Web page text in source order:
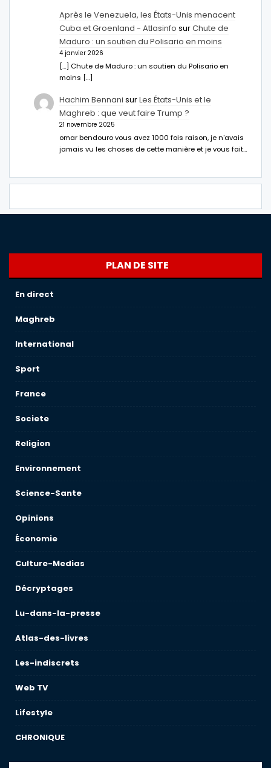
Après le Venezuela, les États-Unis menacent
Cuba et Groenland - Atlasinfo surChute de
Maduro : un soutien du Polisario en moins
4 janvier 2026
[…] Chute de Maduro : un soutien du Polisario en
moins […]
Hachim Bennani surLes États-Unis et le
Maghreb : que veut faire Trump ?
21 novembre 2025
omar bendouro vous avez 1000 fois raison, je n'avais
jamais vu les choses de cette manière et je vous fait…
PLAN DE SITE
En direct
Maghreb
International
Sport
France
Societe
Religion
Environnement
Science-Sante
Opinions
Économie
Culture-Medias
Décryptages
Lu-dans-la-presse
Atlas-des-livres
Les-indiscrets
Web TV
Lifestyle
CHRONIQUE